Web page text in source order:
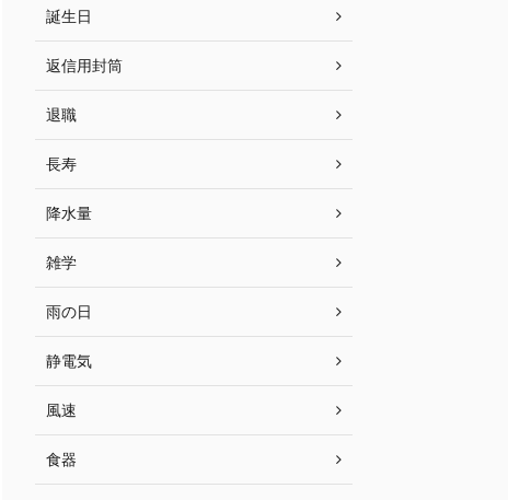
誕生日
返信用封筒
退職
長寿
降水量
雑学
雨の日
静電気
風速
食器